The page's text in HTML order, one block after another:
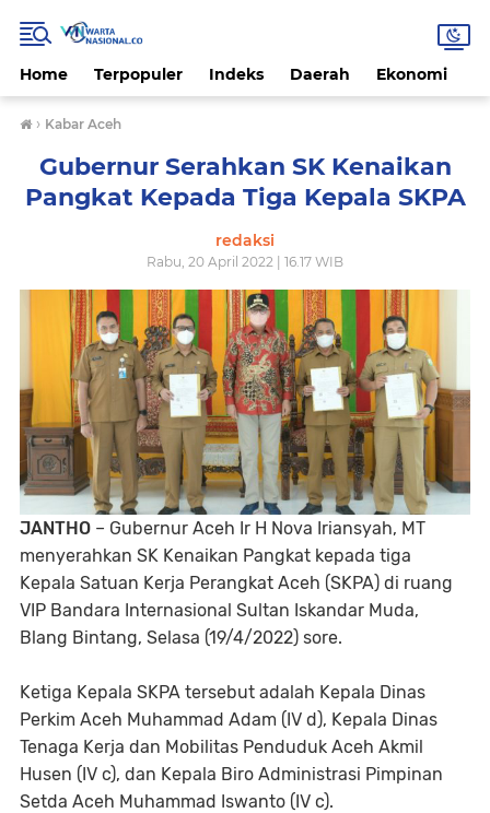
Home Terpopuler Indeks Daerah Ekonomi
› Kabar Aceh
Gubernur Serahkan SK Kenaikan
Pangkat Kepada Tiga Kepala SKPA
redaksi
Rabu, 20 April 2022 | 16.17 WIB
JANTHO – Gubernur Aceh Ir H Nova Iriansyah, MT
menyerahkan SK Kenaikan Pangkat kepada tiga
Kepala Satuan Kerja Perangkat Aceh (SKPA) di ruang
VIP Bandara Internasional Sultan Iskandar Muda,
Blang Bintang, Selasa (19/4/2022) sore.
Ketiga Kepala SKPA tersebut adalah Kepala Dinas
Perkim Aceh Muhammad Adam (IV d), Kepala Dinas
Tenaga Kerja dan Mobilitas Penduduk Aceh Akmil
Husen (IV c), dan Kepala Biro Administrasi Pimpinan
Setda Aceh Muhammad Iswanto (IV c).